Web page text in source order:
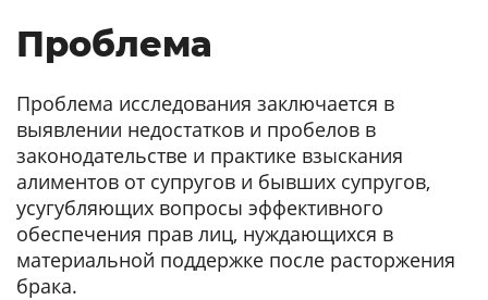
Проблема
Проблема исследования заключается в
выявлении недостатков и пробелов в
законодательстве и практике взыскания
алиментов от супругов и бывших супругов,
усугубляющих вопросы эффективного
обеспечения прав лиц, нуждающихся в
материальной поддержке после расторжения
брака.